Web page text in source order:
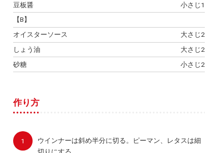
豆板醤
小さじ1
【B】
オイスターソース
大さじ2
しょう油
大さじ2
砂糖
小さじ2
作り方
ウインナーは斜め半分に切る。ピーマン、レタスは細